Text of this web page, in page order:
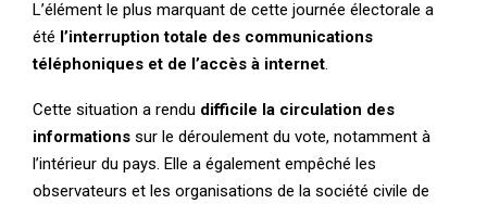
L’élément le plus marquant de cette journée électorale a
été l’interruption totale des communications
téléphoniques et de l’accès à internet
Cette situation a rendu difficile la circulation des
informations sur le déroulement du vote, notamment à
l’intérieur du pays. Elle a également empêché les
observateurs et les organisations de la société civile de